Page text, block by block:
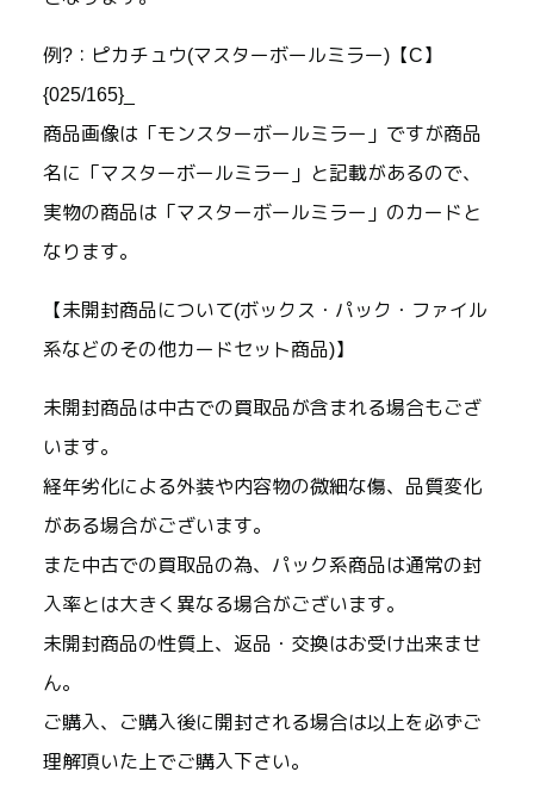
例?：ピカチュウ(マスターボールミラー)【C】
{025/165}_
商品画像は「モンスターボールミラー」ですが商品
名に「マスターボールミラー」と記載があるので、
実物の商品は「マスターボールミラー」のカードと
なります。
【未開封商品について(ボックス・パック・ファイル
系などのその他カードセット商品)】
未開封商品は中古での買取品が含まれる場合もござ
います。
経年劣化による外装や内容物の微細な傷、品質変化
がある場合がございます。
また中古での買取品の為、パック系商品は通常の封
入率とは大きく異なる場合がございます。
未開封商品の性質上、返品・交換はお受け出来ませ
ん。
ご購入、ご購入後に開封される場合は以上を必ずご
理解頂いた上でご購入下さい。